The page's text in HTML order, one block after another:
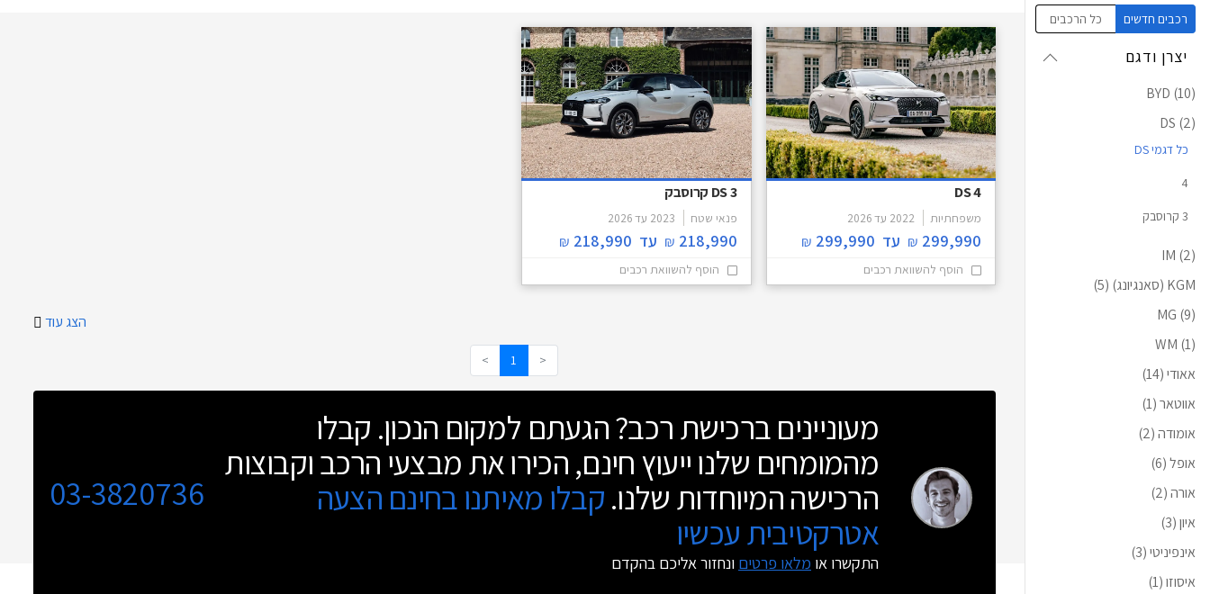
רכבים חדשים כל הרכבים
יצרן ודגם
BYD (10)
DS (2)
כל דגמי DS
4
3 קרוסבק
IM (2)
KGM (סאנגיונג)
(5)
MG (9)
WM (1)
אאודי(14)
אווטאר(1)
אומודה(2)
אופל(6)
אורה(2)
איון(3)
אינפיניטי(3)
איסוזו(1)
DS 4
משפחתיות 2022 עד2026
299,990
₪ עד 299,990
₪
הוסף להשוואת רכבים
DS 3 קרוסבק
פנאי שטח 2023 עד2026
218,990
₪ עד 218,990
₪
הוסף להשוואת רכבים
הצג עוד
<
1
>
מעוניינים ברכישת רכב? הגעתם למקום הנכון. קבלו
מהמומחים שלנו ייעוץ חינם, הכירו את מבצעי הרכב וקבוצות
הרכישה המיוחדות שלנו.קבלו מאיתנו בחינם הצעה
אטרקטיבית עכשיו
התקשרו או מלאו פרטים ונחזור אליכם בהקדם
03-3820736